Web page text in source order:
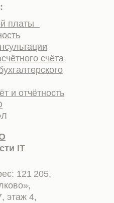
платы
счёта
и отчётность
IT
121 205,
этаж 4,